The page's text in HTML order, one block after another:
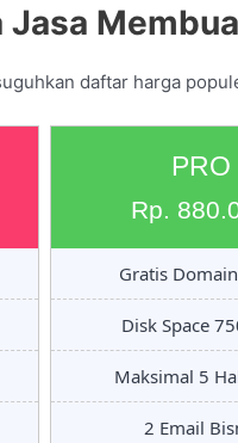
Jasa
daftar harga
PRO
Rp.
Gratis
Disk Space
Maksimal 5
2 Email